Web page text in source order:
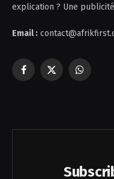
explication ? Une
Email :
Facebook
X
WhatsApp